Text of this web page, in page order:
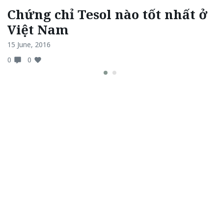
Chứng chỉ Tesol nào tốt nhất ở
Việt Nam
15 June, 2016
0
0